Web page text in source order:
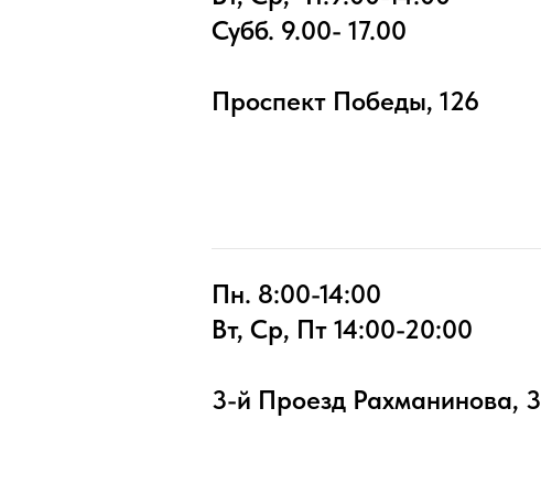
Субб. 9.00- 17.00
Проспект Победы, 126
Пн. 8:00-14:00
Вт, Ср, Пт 14:00-20:00
3-й Проезд Рахманинова, 3